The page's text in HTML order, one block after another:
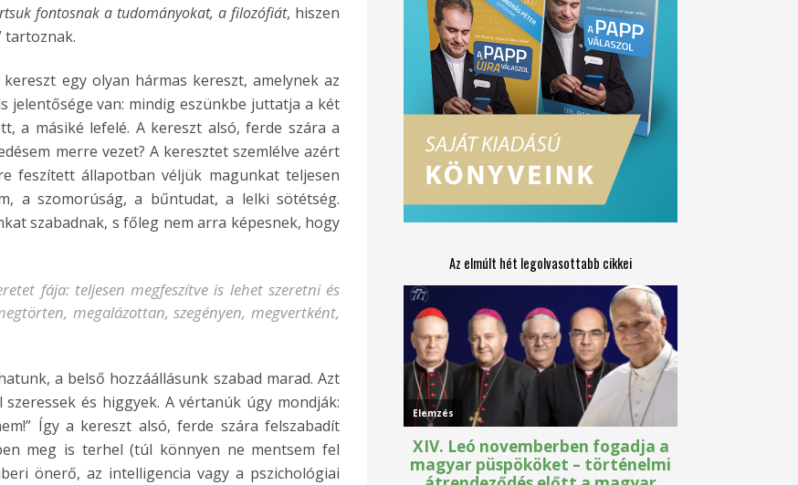
fontosnak a tudományokat, a filozófiát, hiszen
tartoznak.
egy olyan hármas kereszt, amelynek az
jelentősége van: mindig eszünkbe juttatja a két
a másiké lefelé. A kereszt alsó, ferde szára a
merre vezet? A keresztet szemlélve azért
feszített állapotban véljük magunkat teljesen
a szomorúság, a bűntudat, a lelki sötétség.
szabadnak, s főleg nem arra képesnek, hogy
fája: teljesen megfeszítve is lehet szeretni és
megalázottan, szegényen, megvertként,
a belső hozzáállásunk szabad marad. Azt
és higgyek. A vértanúk úgy mondják:
Így a kereszt alsó, ferde szára felszabadít
meg is terhel (túl könnyen ne mentsem fel
önerő, az intelligencia vagy a pszichológiai
Az elmúlt hét legolvasottabb cikkei